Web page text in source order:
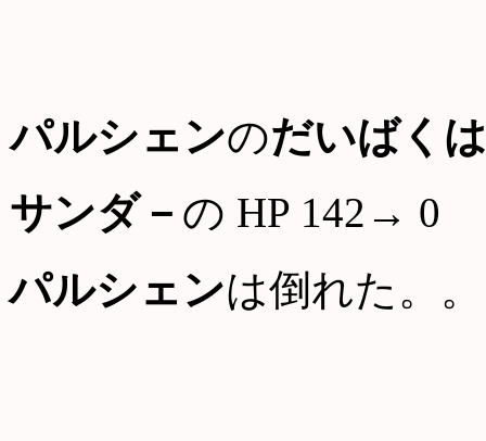
パルシェンのだいばく
サンダ－ の HP 142→ 0
パルシェンは倒れた。。